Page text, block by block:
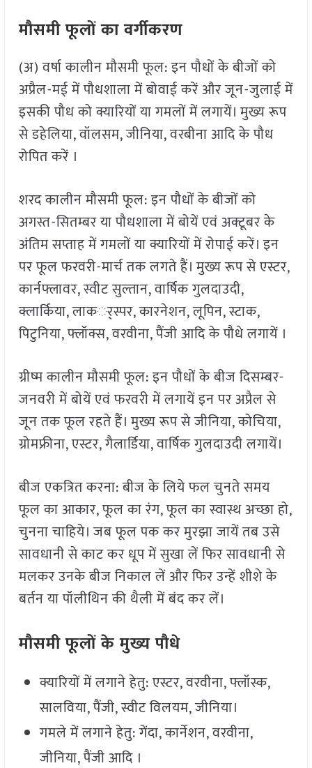
मौसमी फूलों का वर्गीकरण
(अ) वर्षा कालीन मौसमी फूल: इन पौधों के बीजों को
अप्रैल-मई में पौधशाला में बोवाई करें और जून-जुलाई में
इसकी पौध को क्यारियों या गमलों में लगायें। मुख्य रूप
से डहेलिया, वॉलसम, जीनिया, वरबीना आदि के पौध
रोपित करें ।
शरद कालीन मौसमी फूल: इन पौधों के बीजों को
अगस्त-सितम्बर या पौधशाला में बोयें एवं अक्टूबर के
अंतिम सप्ताह में गमलों या क्यारियों में रोपाई करें। इन
पर फूल फरवरी-मार्च तक लगते हैं। मुख्य रूप से एस्टर,
कार्नफ्लावर, स्वीट सुल्तान, वार्षिक गुलदाउदी,
क्लार्किया, लाकर््स्पर, कारनेशन, लूपिन, स्टाक,
पिटुनिया, फ्लॉक्स, वरवीना, पैंजी आदि के पौधे लगायें ।
ग्रीष्म कालीन मौसमी फूल: इन पौधों के बीज दिसम्बर-
जनवरी में बोयें एवं फरवरी में लगायें इन पर अप्रैल से
जून तक फूल रहते हैं। मुख्य रूप से जीनिया, कोचिया,
ग्रोमफ्रीना, एस्टर, गैलार्डिया, वार्षिक गुलदाउदी लगायें।
बीज एकत्रित करना: बीज के लिये फल चुनते समय
फूल का आकार, फूल का रंग, फूल का स्वास्थ अच्छा हो,
चुनना चाहिये। जब फूल पक कर मुरझा जायें तब उसे
सावधानी से काट कर धूप में सुखा लें फिर सावधानी से
मलकर उनके बीज निकाल लें और फिर उन्हें शीशे के
बर्तन या पॉलीथिन की थैली में बंद कर लें।
मौसमी फूलों के मुख्य पौधे
क्यारियों में लगाने हेतु: एस्टर, वरवीना, फ्लॉस्क,
सालविया, पैंजी, स्वीट विलयम, जीनिया।
गमले में लगाने हेतु: गेंदा, कार्नेशन, वरवीना,
जीनिया, पैंजी आदि ।